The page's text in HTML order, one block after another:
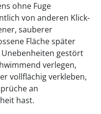
ohne Fuge
von anderen Klick-
sauberer
Fläche später
gestört
verlegen,
vollflächig verkleben,
an
hast.